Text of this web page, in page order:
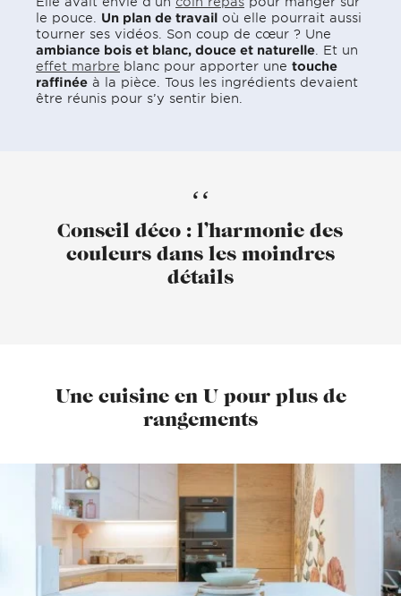
le pouce. Un plan de travail où elle pourrait aussi
tourner ses vidéos. Son coup de cœur ? Une
ambiance bois et blanc, douce et naturelle . Et un
effet marbre blanc pour apporter une touche
raffinée à la pièce. Tous les ingrédients devaient
être réunis pour s’y sentir bien.
Conseil déco : l’harmonie des
couleurs dans les moindres
détails
Une cuisine en U pour plus de
rangements